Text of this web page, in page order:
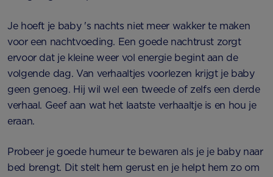
Je hoeft je baby 's nachts niet meer wakker te maken
voor een nachtvoeding. Een goede nachtrust zorgt
ervoor dat je kleine weer vol energie begint aan de
volgende dag. Van verhaaltjes voorlezen krijgt je baby
geen genoeg. Hij wil wel een tweede of zelfs een derde
verhaal. Geef aan wat het laatste verhaaltje is en hou je
eraan.
Probeer je goede humeur te bewaren als je je baby naar
bed brengt. Dit stelt hem gerust en je helpt hem zo om